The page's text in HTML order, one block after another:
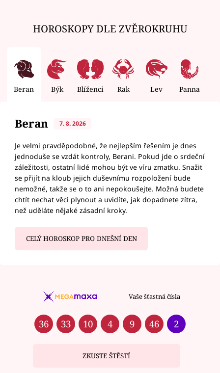
HOROSKOPY DLE ZVĚROKRUHU
Beran Býk Blíženci Rak Lev Panna
Beran 7. 8. 2026
Je velmi pravděpodobné, že nejlepším řešením je dnes
jednoduše se vzdát kontroly, Berani. Pokud jde o srdeční
záležitosti, ostatní lidé mohou být ve víru zmatku. Snažit
se přijít na kloub jejich duševnímu rozpoložení bude
nemožné, takže se o to ani nepokoušejte. Možná budete
chtít nechat věci plynout a uvidíte, jak dopadnete zítra,
než uděláte nějaké zásadní kroky.
CELÝ HOROSKOP PRO DNEŠNÍ DEN
Vaše šťastná čísla
36 33 10 4 9 46 2
ZKUSTE ŠTĚSTÍ